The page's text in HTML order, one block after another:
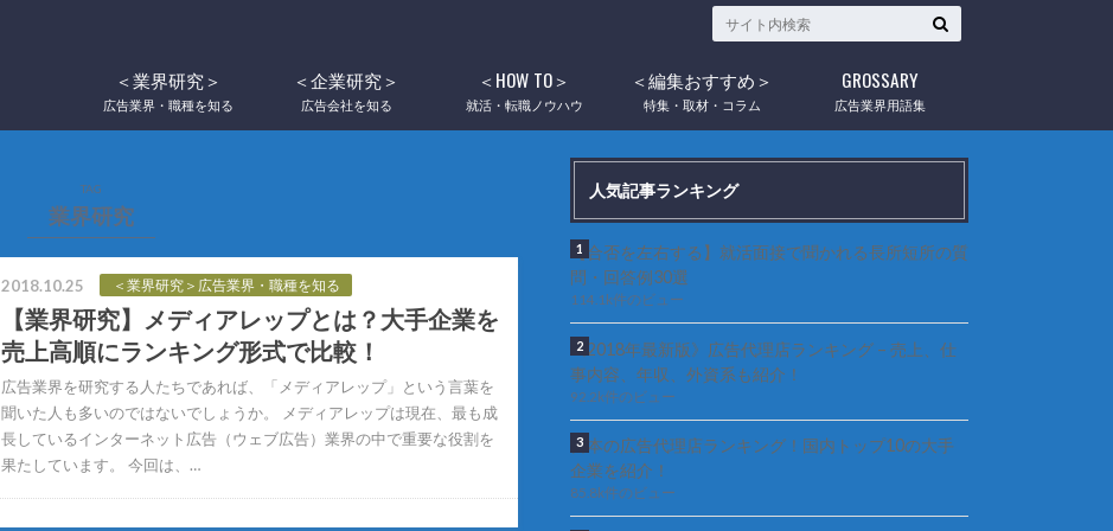
広告業界・職種を知る
＜業界研究＞
広告会社を知る
＜企業研究＞
就活・転職ノウハウ
＜HOW TO＞
特集・取材・コラム
＜編集おすすめ＞
広告業界用語集
GROSSARY
TAG
業界研究
2018.10.25 ＜業界研究＞広告業界・職種を知る
【業界研究】メディアレップとは？大手企業を
売上高順にランキング形式で比較！
広告業界を研究する人たちであれば、「メディアレップ」という言葉を
聞いた人も多いのではないでしょうか。 メディアレップは現在、最も成
長しているインターネット広告（ウェブ広告）業界の中で重要な役割を
果たしています。 今回は、…
人気記事ランキング
【合否を左右する】就活面接で聞かれる長所短所の質
問・回答例30選
114.1k件のビュー
《2018年最新版》広告代理店ランキング – 売上、仕
事内容、年収、外資系も紹介！
92.2k件のビュー
日本の広告代理店ランキング！国内トップ10の大手
企業を紹介！
85.8k件のビュー